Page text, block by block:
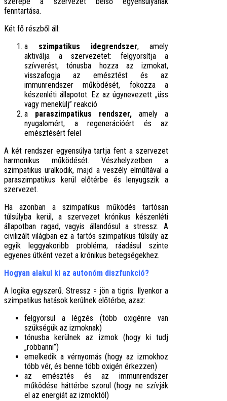
fenntartása.
Két fő részből áll:
a szimpatikus idegrendszer, amely
aktiválja a szervezetet: felgyorsítja a
szívverést, tónusba hozza az izmokat,
visszafogja az emésztést és az
immunrendszer működését, fokozza a
készenléti állapotot. Ez az úgynevezett „üss
vagy menekülj” reakció
a paraszimpatikus rendszer, amely a
nyugalomért, a regenerációért és az
emésztésért felel
A két rendszer egyensúlya tartja fent a szervezet
harmonikus működését. Vészhelyzetben a
szimpatikus uralkodik, majd a veszély elmúltával a
paraszimpatikus kerül előtérbe és lenyugszik a
szervezet.
Ha azonban a szimpatikus működés tartósan
túlsúlyba kerül, a szervezet krónikus készenléti
állapotban ragad, vagyis állandósul a stressz. A
civilizált világban ez a tartós szimpatikus túlsúly az
egyik leggyakoribb probléma, ráadásul szinte
egyenes útként vezet a krónikus betegségekhez.
Hogyan alakul ki az autonóm diszfunkció?
A logika egyszerű. Stressz = jön a tigris. Ilyenkor a
szimpatikus hatások kerülnek előtérbe, azaz:
felgyorsul a légzés (több oxigénre van
szükségük az izmoknak)
tónusba kerülnek az izmok (hogy ki tudj
„robbanni”)
emelkedik a vérnyomás (hogy az izmokhoz
több vér, és benne több oxigén érkezzen)
az emésztés és az immunrendszer
működése háttérbe szorul (hogy ne szívják
el az energiát az izmoktól)